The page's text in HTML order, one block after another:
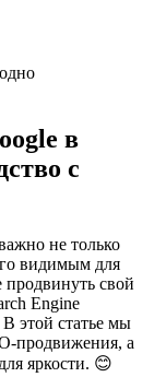
в Гродно — это
результат от
2-3 месяца,
с
не только
видимым для
свой
Engine
этой статье мы
продвижения, а
яркости. 😊